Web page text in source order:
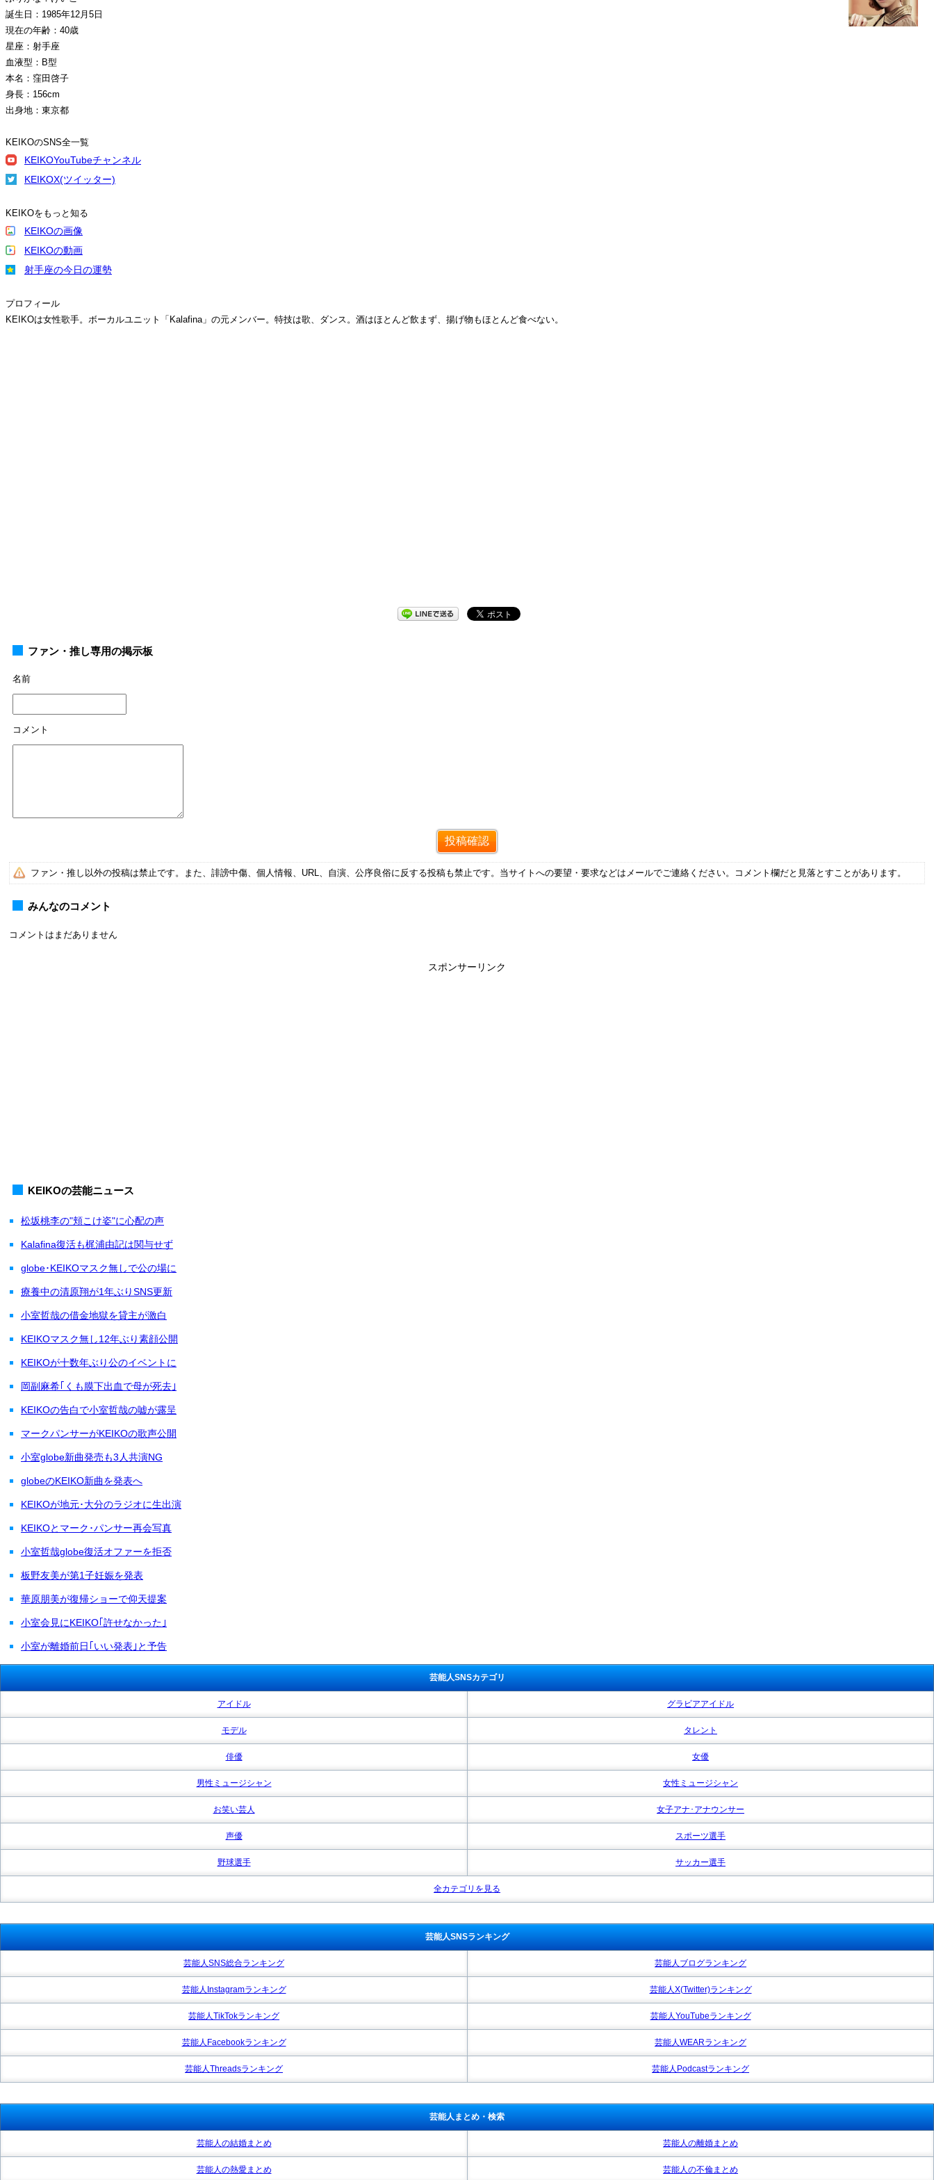
誕生日：1985年12月5日
現在の年齢：40歳
星座：射手座
血液型：B型
本名：窪田啓子
身長：156cm
出身地：東京都
KEIKOのSNS全一覧
KEIKOYouTubeチャンネル
KEIKOX(ツイッター)
KEIKOをもっと知る
KEIKOの画像
KEIKOの動画
射手座の今日の運勢
プロフィール
KEIKOは女性歌手。ボーカルユニット「Kalafina」の元メンバー。特技は歌、ダンス。酒はほとんど飲まず、揚げ物もほとんど食べない。
ファン・推し専用の掲示板
名前
コメント
ファン・推し以外の投稿は禁止です。また、誹謗中傷、個人情報、URL、自演、公序良俗に反する投稿も禁止です。当サイトへの要望・要求などはメールでご連絡ください。コメント欄だと見落とすことがあります。
みんなのコメント
コメントはまだありません
スポンサーリンク
KEIKOの芸能ニュース
松坂桃李の"頬こけ姿"に心配の声
Kalafina復活も梶浦由記は関与せず
globe･KEIKOマスク無しで公の場に
療養中の清原翔が1年ぶりSNS更新
小室哲哉の借金地獄を貸主が激白
KEIKOマスク無し12年ぶり素顔公開
KEIKOが十数年ぶり公のイベントに
岡副麻希｢くも膜下出血で母が死去｣
KEIKOの告白で小室哲哉の嘘が露呈
マークパンサーがKEIKOの歌声公開
小室globe新曲発売も3人共演NG
globeのKEIKO新曲を発表へ
KEIKOが地元･大分のラジオに生出演
KEIKOとマーク･パンサー再会写真
小室哲哉globe復活オファーを拒否
板野友美が第1子妊娠を発表
華原朋美が復帰ショーで仰天提案
小室会見にKEIKO｢許せなかった｣
小室が離婚前日｢いい発表｣と予告
芸能人SNSカテゴリ
アイドル グラビアアイドル
モデル タレント
俳優 女優
男性ミュージシャン 女性ミュージシャン
お笑い芸人 女子アナ･アナウンサー
声優 スポーツ選手
野球選手 サッカー選手
全カテゴリを見る
芸能人SNSランキング
芸能人SNS総合ランキング 芸能人ブログランキング
芸能人Instagramランキング 芸能人X(Twitter)ランキング
芸能人TikTokランキング 芸能人YouTubeランキング
芸能人Facebookランキング 芸能人WEARランキング
芸能人Threadsランキング 芸能人Podcastランキング
芸能人まとめ・検索
芸能人の結婚まとめ 芸能人の離婚まとめ
芸能人の熱愛まとめ 芸能人の不倫まとめ